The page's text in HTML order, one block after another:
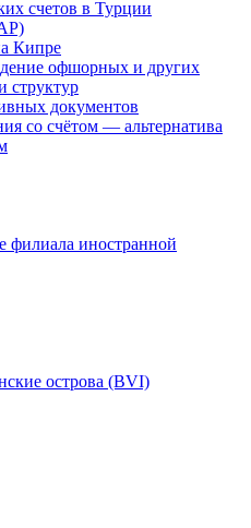
счетов в Турции
Кипре
офшорных и других
структур
документов
со счётом — альтернатива
филиала иностранной
острова (BVI)